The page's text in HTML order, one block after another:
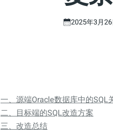
2025年3月26
一、源端Oracle数据库中的SQL
二、目标端的SQL改造方案
三、改造总结